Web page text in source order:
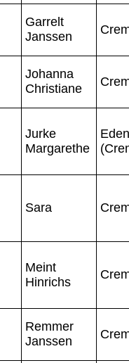
Garrelt
Janssen
Johanna
Christiane
Jurke
Margarethe
Eden
Sara
Meint
Hinrichs
Remmer
Janssen